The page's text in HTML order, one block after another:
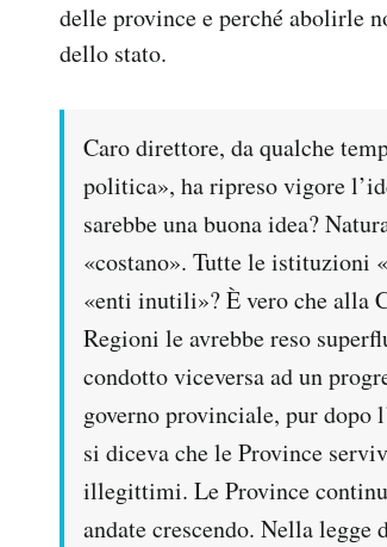
Altrecose
Mondiali calcio 2026
delle province e perché abolirle
dello stato.
Caro direttore, da qualche
politica», ha ripreso vigore
sarebbe una buona idea?
«costano». Tutte le istituzioni
«enti inutili»? È vero che alla
Regioni le avrebbe reso
condotto viceversa ad un
governo provinciale, pur
si diceva che le Province
illegittimi. Le Province
andate crescendo. Nella